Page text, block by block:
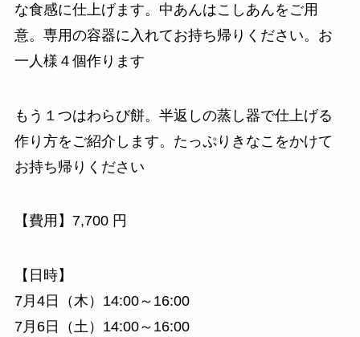
な食感に仕上げます。中あんはこしあんをご用
意。専用の容器に入れてお持ち帰りください。お
一人様４個作ります
もう１つはわらび餅。半返しの蒸し器で仕上げる
作り方をご紹介します。たっぷりきなこをかけて
お持ち帰りください
【費用】7,700 円
【日時】
7月4日（木）14:00～16:00
7月6日（土）14:00～16:00